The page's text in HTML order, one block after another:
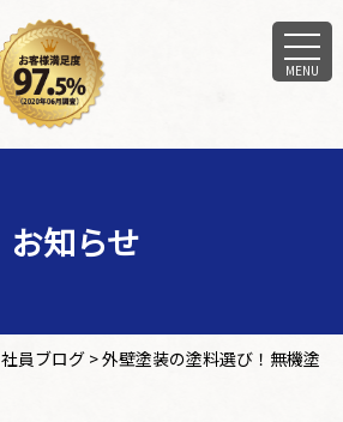
MENU
お知らせ
社員ブログ>外壁塗装の塗料選び！無機塗